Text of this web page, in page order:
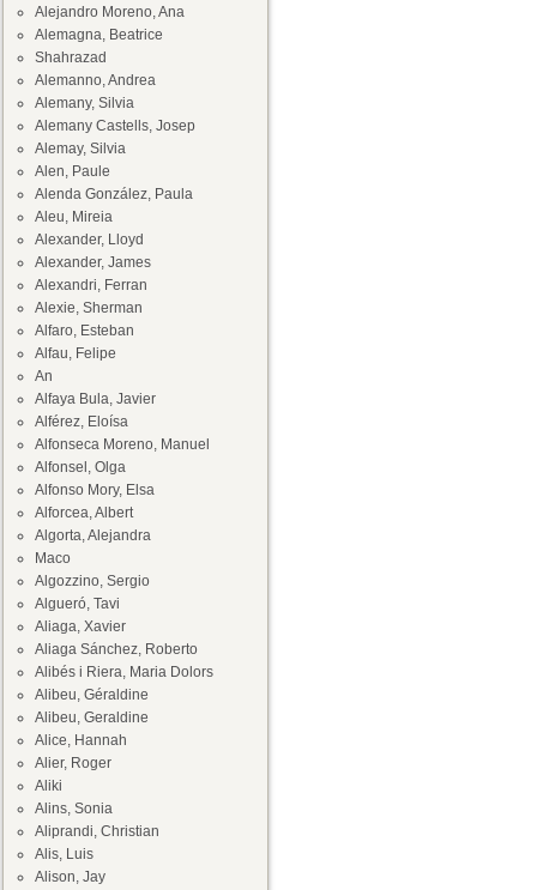
Alejandro Moreno, Ana
Alemagna, Beatrice
Shahrazad
Alemanno, Andrea
Alemany, Silvia
Alemany Castells, Josep
Alemay, Silvia
Alen, Paule
Alenda González, Paula
Aleu, Mireia
Alexander, Lloyd
Alexander, James
Alexandri, Ferran
Alexie, Sherman
Alfaro, Esteban
Alfau, Felipe
An
Alfaya Bula, Javier
Alférez, Eloísa
Alfonseca Moreno, Manuel
Alfonsel, Olga
Alfonso Mory, Elsa
Alforcea, Albert
Algorta, Alejandra
Maco
Algozzino, Sergio
Algueró, Tavi
Aliaga, Xavier
Aliaga Sánchez, Roberto
Alibés i Riera, Maria Dolors
Alibeu, Géraldine
Alibeu, Geraldine
Alice, Hannah
Alier, Roger
Aliki
Alins, Sonia
Aliprandi, Christian
Alis, Luis
Alison, Jay